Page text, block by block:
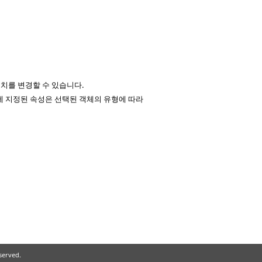
를 변경할 수 있습니다.
지정된 속성은 선택된 객체의 유형에 따라